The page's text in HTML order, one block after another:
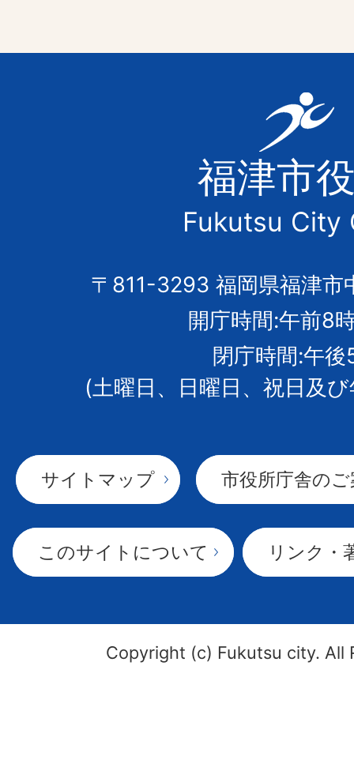
福
津
市
の
市
章
福津市
Fukutsu City
〒811-3293 福岡県福津市
開庁時間:午前8
閉庁時間:午後
(土曜日、日曜日、祝日及
サイトマップ 市役所庁舎の
このサイトについて リンク・
Copyright (c) Fukutsu city. All